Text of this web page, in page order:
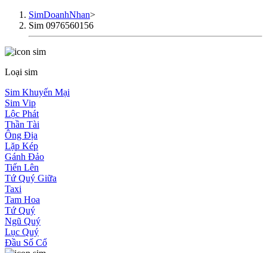
SimDoanhNhan>
Sim 0976560156
Loại sim
Sim Khuyến Mại
Sim Vip
Lộc Phát
Thần Tài
Ông Địa
Lặp Kép
Gánh Đảo
Tiến Lên
Tứ Quý Giữa
Taxi
Tam Hoa
Tứ Quý
Ngũ Quý
Lục Quý
Đầu Số Cổ